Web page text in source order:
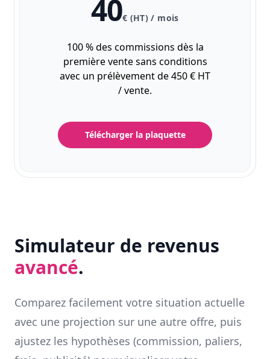
40€ (HT) / mois
100 % des commissions dès la
première vente sans conditions
avec un prélèvement de 450 € HT
/ vente.
Télécharger la plaquette
Simulateur de revenus
avancé.
Comparez facilement votre situation actuelle
avec une projection sur une autre offre, puis
ajustez les hypothèses (commission, paliers,